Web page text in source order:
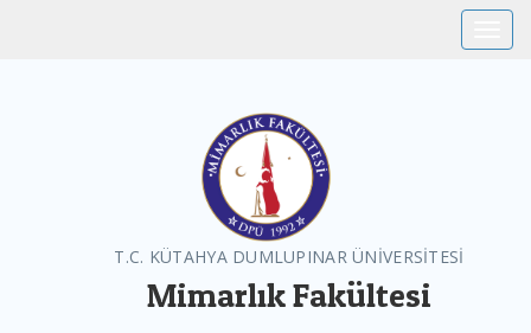
T.C. KÜTAHYA DUMLUPINAR ÜNİVERSİTESİ
Mimarlık Fakültesi